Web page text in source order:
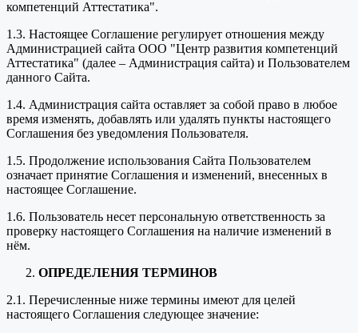
компетенций Аттестатика".
1.3. Настоящее Соглашение регулирует отношения между
Администрацией сайта ООО "Центр развития компетенций
Аттестатика" (далее – Администрация сайта) и Пользователем
данного Сайта.
1.4. Администрация сайта оставляет за собой право в любое
время изменять, добавлять или удалять пункты настоящего
Соглашения без уведомления Пользователя.
1.5. Продолжение использования Сайта Пользователем
означает принятие Соглашения и изменений, внесенных в
настоящее Соглашение.
1.6. Пользователь несет персональную ответственность за
проверку настоящего Соглашения на наличие изменений в
нём.
ОПРЕДЕЛЕНИЯ ТЕРМИНОВ
2.1. Перечисленные ниже термины имеют для целей
настоящего Соглашения следующее значение: